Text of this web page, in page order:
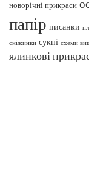
новорічні прикраси
папір писанки
сніжинки сукні схеми
ялинкові